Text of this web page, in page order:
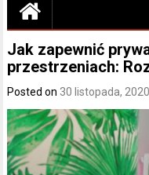
Jak zapewnić
przestrzeniach:
Posted on 30 listopada, 2020